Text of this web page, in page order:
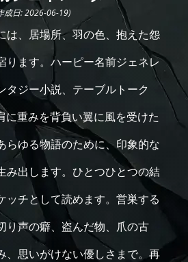
成日: 2026-06-19)
は、居場所、羽の色、抱えた怨
ります。ハーピー名前ジェネレ
タジー小説、テーブルトーク
に重みを背負い翼に風を受けた
らゆる物語のために、印象的な
み出します。ひとつひとつの結
ッチとして読めます。営巣する
り声の癖、盗んだ物、爪の古
、思いがけない優しさまで。再